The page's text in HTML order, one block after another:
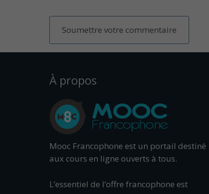
À propos
Mooc Francophone est un portail destiné
aux cours en ligne ouverts à tous.
L’essentiel de l’offre francophone est